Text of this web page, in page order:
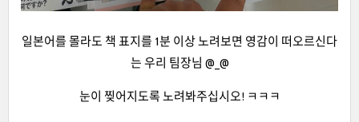
일본어를 몰라도 책 표지를 1분 이상 노려보면 영감이 떠오르신다
는 우리 팀장님 @_@
눈이 찢어지도록 노려봐주십시오! ㅋㅋㅋ